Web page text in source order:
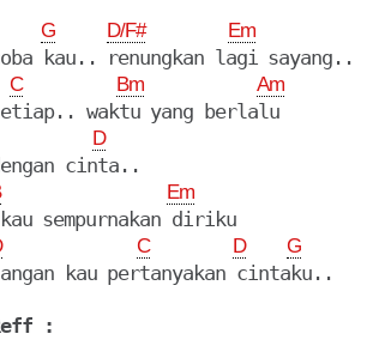
G D/F# Em
kau.. renungkan lagi sayang..
C Bm Am
waktu yang berlalu
D
Em
kau sempurnakan diriku
C D G
kau pertanyakan cintaku..
: